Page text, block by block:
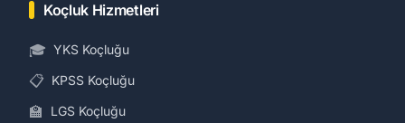
Koçluk Hizmetleri
🎓 YKS Koçluğu
📋 KPSS Koçluğu
🏫 LGS Koçluğu